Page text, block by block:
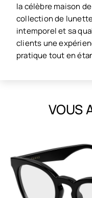
la célèbre maison
collection de
intemporel et sa
clients une
pratique tout en
VOUS